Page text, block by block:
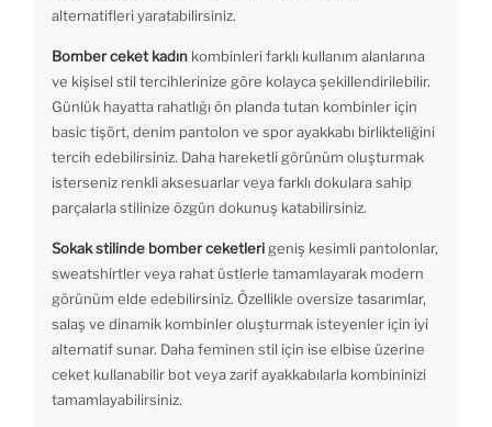
alternatifleri yaratabilirsiniz.
Bomber ceket kadın kombinleri farklı kullanım alanlarına
ve kişisel stil tercihlerinize göre kolayca şekillendirilebilir.
Günlük hayatta rahatlığı ön planda tutan kombinler için
basic tişört, denim pantolon ve spor ayakkabı birlikteliğini
tercih edebilirsiniz. Daha hareketli görünüm oluşturmak
isterseniz renkli aksesuarlar veya farklı dokulara sahip
parçalarla stilinize özgün dokunuş katabilirsiniz.
Sokak stilinde bomber ceketleri geniş kesimli pantolonlar,
sweatshirtler veya rahat üstlerle tamamlayarak modern
görünüm elde edebilirsiniz. Özellikle oversize tasarımlar,
salaş ve dinamik kombinler oluşturmak isteyenler için iyi
alternatif sunar. Daha feminen stil için ise elbise üzerine
ceket kullanabilir bot veya zarif ayakkabılarla kombininizi
tamamlayabilirsiniz.